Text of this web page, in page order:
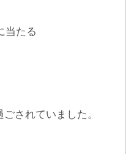
当たる
されていました。